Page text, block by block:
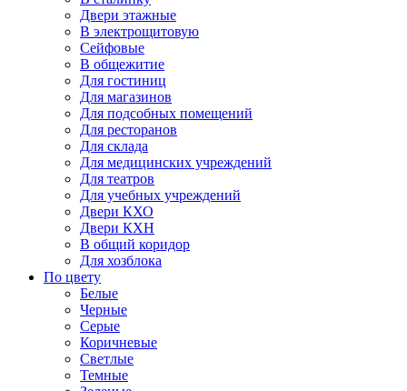
Двери этажные
В электрощитовую
Сейфовые
В общежитие
Для гостиниц
Для магазинов
Для подсобных помещений
Для ресторанов
Для склада
Для медицинских учреждений
Для театров
Для учебных учреждений
Двери КХО
Двери КХН
В общий коридор
Для хозблока
По цвету
Белые
Черные
Серые
Коричневые
Светлые
Темные